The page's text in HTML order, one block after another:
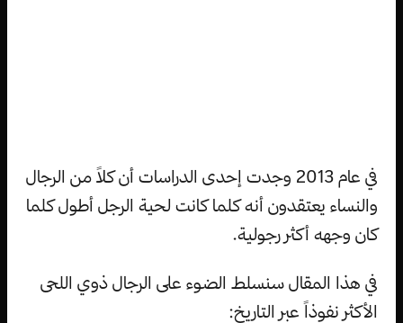
في عام 2013 وجدت إحدى الدراسات أن كلاً من الرجال
والنساء يعتقدون أنه كلما كانت لحية الرجل أطول كلما
كان وجهه أكثر رجولية.
في هذا المقال سنسلط الضوء على الرجال ذوي اللحى
الأكثر نفوذاً عبر التاريخ: